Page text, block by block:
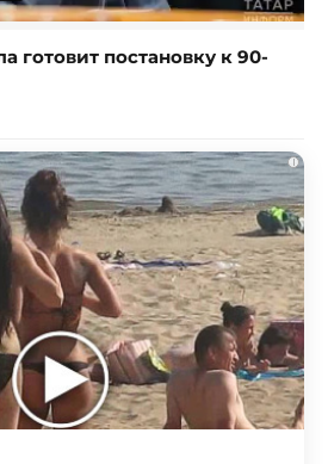
готовит постановку к 90-
i